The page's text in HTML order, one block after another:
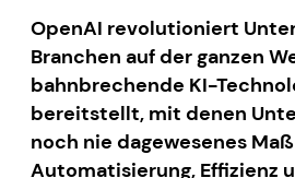
OpenAI revolutioniert
Branchen auf der ganzen
bahnbrechende KI-
bereitstellt, mit denen
noch nie dagewesenes
Automatisierung, Effizienz